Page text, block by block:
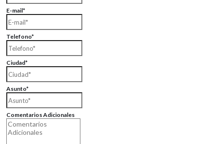
E-mail*
Telefono*
Ciudad*
Asunto*
Comentarios Adicionales